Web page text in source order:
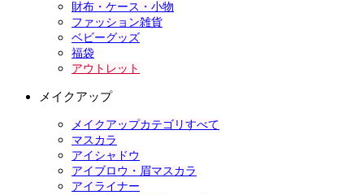
財布・ケース・小物
ファッション雑貨
ベビーグッズ
福袋
アウトレット
メイクアップ
メイクアップカテゴリすべて
マスカラ
アイシャドウ
アイブロウ・眉マスカラ
アイライナー